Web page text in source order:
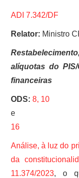
ADI 7.342/DF
Relator: Ministro
alíquotas do
financeiras
ODS:8, 10
e
16
Análise, à luz do
da
11.374/2023, o